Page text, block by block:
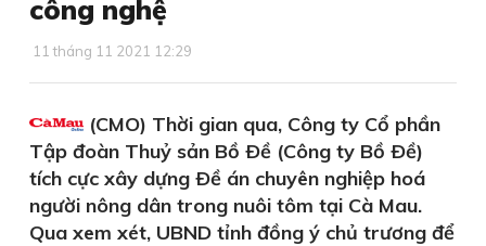
công nghệ
11 tháng 11 2021 12:29
(CMO) Thời gian qua, Công ty Cổ phần
Tập đoàn Thuỷ sản Bồ Ðề (Công ty Bồ Ðề)
tích cực xây dựng Ðề án chuyên nghiệp hoá
người nông dân trong nuôi tôm tại Cà Mau.
Qua xem xét, UBND tỉnh đồng ý chủ trương để